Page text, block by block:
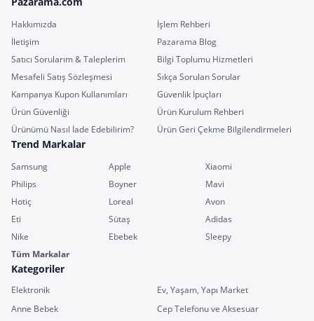
Hakkımızda
İşlem Rehberi
İletişim
Pazarama Blog
Satıcı Sorularım & Taleplerim
Bilgi Toplumu Hizmetleri
Mesafeli Satış Sözleşmesi
Sıkça Sorulan Sorular
Kampanya Kupon Kullanımları
Güvenlik İpuçları
Ürün Güvenliği
Ürün Kurulum Rehberi
Ürünümü Nasıl İade Edebilirim?
Ürün Geri Çekme Bilgilendirmeleri
Trend Markalar
Samsung Apple
Xiaomi
Philips
Boyner
Mavi
Hotiç
Loreal
Avon
Eti
Sütaş
Adidas
Nike
Ebebek
Sleepy
Tüm Markalar
Kategoriler
Elektronik
Ev, Yaşam, Yapı Market
Anne Bebek
Cep Telefonu ve Aksesuar